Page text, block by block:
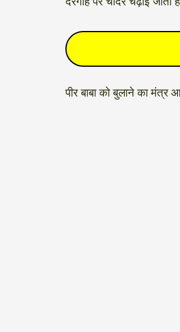
पीर बाबा को बुलाने का